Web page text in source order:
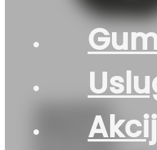
235/55R17
PRIMACY-4-